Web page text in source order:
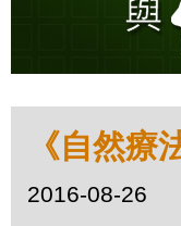
《自然
2016-08-26